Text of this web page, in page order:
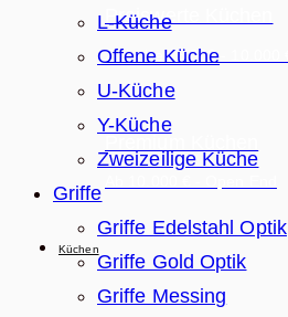
Preiswerte Küchen
Zwischen 5.000 - 10.000 €
Küchen
L-Küche
Offene Küche
U-Küche
Y-Küche
Zweizeilige Küche
Griffe
Griffe Edelstahl Optik
Griffe Gold Optik
Griffe Messing